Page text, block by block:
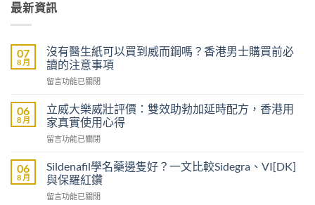
最新資訊
07
8 月
沒有醫生紙可以買到威而鋼嗎？香港男士購買前必
讀的注意事項
在
有
醫
生
紙
以
買
到
威
留言功能已關閉
06
8 月
立威大樂威壯評價：雙效助勃加延時配方，香港用
家真實使用心得
在
威
大
樂
威
留言功能已關閉
06
8 月
Sildenafil學名藥邊隻好？一文比較Sidegra、VI[DK]
與保羅紅鑽
在
留言功能已關閉